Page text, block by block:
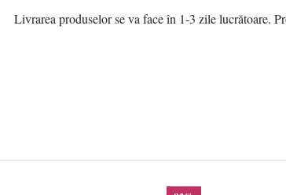
Livrarea produselor se va face în 1-3 zile lucrătoare.